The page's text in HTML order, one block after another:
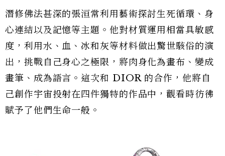
潛修佛法甚深的張洹常利用藝術探討生死循環、身
心連結以及記憶等主題。他對材質運用相當具敏感
度，利用水、血、冰和灰等材料做出驚世駭俗的演
出，挑戰自己身心之極限，將肉身化為畫布、變成
畫筆、成為語言。這次和 DIOR 的合作，他將自
己創作宇宙投射在四件獨特的作品中，觀看時彷彿
賦予了他們生命一般。